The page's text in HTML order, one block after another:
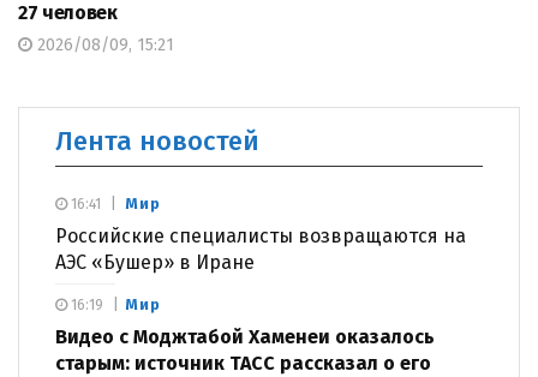
27 человек
2026/08/09, 15:21
Лента новостей
Мир
Российские специалисты возвращаются на
АЭС «Бушер» в Иране
16:41
Мир
Видео с Моджтабой Хаменеи оказалось
старым: источник ТАСС рассказал о его
16:19